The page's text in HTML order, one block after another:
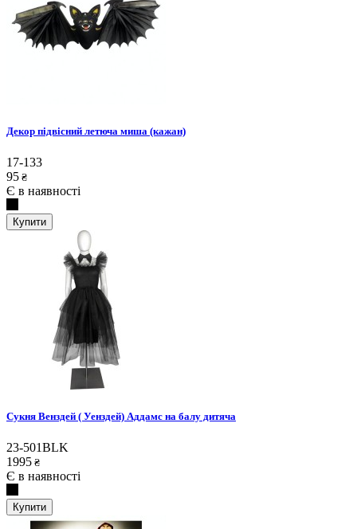
Декор підвісний летюча миша (кажан)
17-133
95 ₴
Є в наявності
Купити
Сукня Венздей ( Уенздей) Аддамс на балу дитяча
23-501BLK
1995 ₴
Є в наявності
Купити